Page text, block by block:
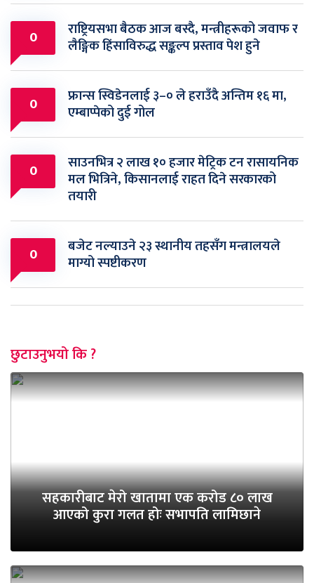
0 राष्ट्रियसभा बैठक आज बस्दै, मन्त्रीहरूको जवाफ र
लैङ्गिक हिंसाविरुद्ध सङ्कल्प प्रस्ताव पेश हुने
0 फ्रान्स स्विडेनलाई ३–० ले हराउँदै अन्तिम १६ मा,
एम्बाप्पेको दुई गोल
0 साउनभित्र २ लाख १० हजार मेट्रिक टन रासायनिक
मल भित्रिने, किसानलाई राहत दिने सरकारको
तयारी
0 बजेट नल्याउने २३ स्थानीय तहसँग मन्त्रालयले
माग्यो स्पष्टीकरण
छुटाउनुभयो कि ?
सहकारीबाट मेरो खातामा एक करोड ८० लाख
आएको कुरा गलत होः सभापति लामिछाने